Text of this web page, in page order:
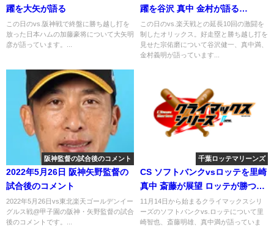
躍を大矢が語る
この日のvs.阪神戦で終盤に勝ち越し打を
放った日本ハムの加藤豪将について大矢明
彦が語っています。...
躍を谷沢 真中 金村が語る
2019.7.10
この日のvs.楽天戦との延長10回の激闘を
制したオリックス。好走塁と勝ち越し打を
見せた宗佑磨について谷沢健一、真中満、
金村義明が語っています...
阪神監督の試合後のコメント
2022年5月26日 阪神矢野監督の
試合後のコメント
2022年5月26日vs東北楽天ゴールデンイー
グルス戦@甲子園の阪神・矢野監督の試合
後のコメントです。...
千葉ロッテマリーンズ
CS ソフトバンクvsロッテを里崎
真中 斎藤が展望 ロッテが勝つに
は
11月14日から始まるクライマックスシリ
ーズのソフトバンクvs.ロッテについて里
崎智也、斎藤明雄、真中満が語っていま